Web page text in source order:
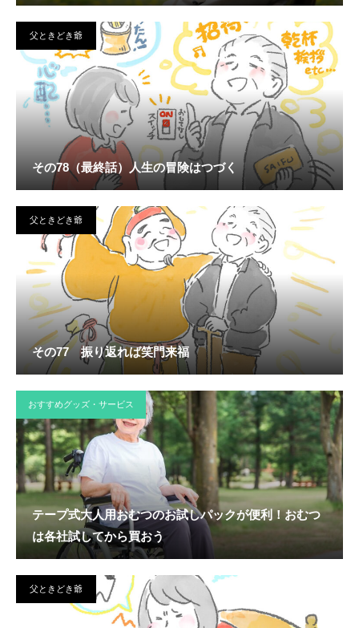
父ときどき爺
その78（最終話）人生の冒険はつづく
父ときどき爺
その77 振り返れば笑門来福
おすすめグッズ・サービス
テープ式大人用おむつのお試しパックが便利！おむつ
は各社試してから買おう
父ときどき爺